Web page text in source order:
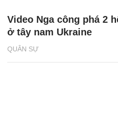
QUÂN SỰ
Video Nga công phá 2
ở tây nam Ukraine